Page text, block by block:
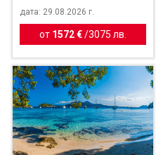
дата: 29.08.2026 г.
от 1572 € /3075 лв.